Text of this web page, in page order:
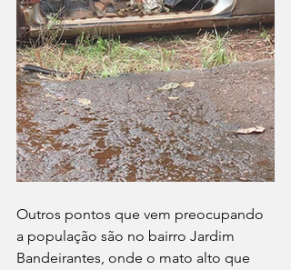
Outros pontos que vem preocupando
a população são no bairro Jardim
Bandeirantes, onde o mato alto que